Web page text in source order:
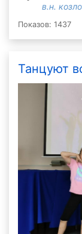
в.н.
Показов: 1437
Танцуют